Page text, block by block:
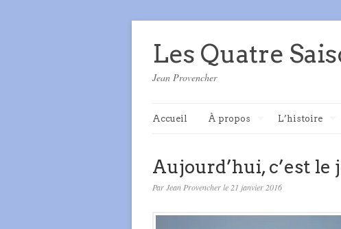
Les Quatre
Jean Provencher
Accueil À propos L’histoire
Aujourd’hui, c’est le
Par Jean Provencher le 21 janvier 2016